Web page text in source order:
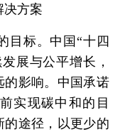
决方案
标。中国“十四
展与公平增长，
的影响。中国承诺
实现碳中和的目
途径，以更少的